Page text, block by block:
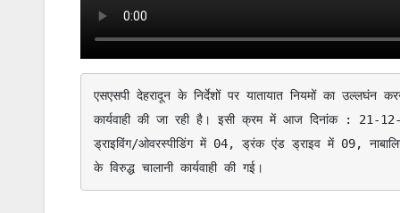
एसएसपी देहरादून के निर्देशों पर यातायात नियमों का उल्लघंन
कार्यवाही की जा रही है। इसी क्रम में आज दिनांक : 21-12-
ड्राइविंग/ओवरस्पीडिंग में 04, ड्रंक एंड ड्राइव में 09,
के विरुद्ध चालानी कार्यवाही की गई।